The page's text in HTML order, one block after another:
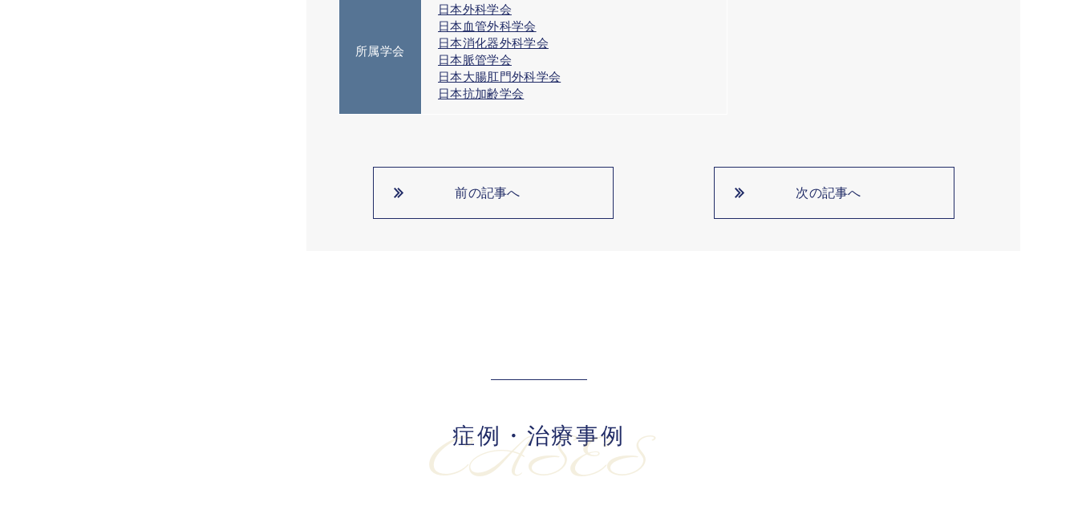
所属学会
日本外科学会
日本血管外科学会
日本消化器外科学会
日本脈管学会
日本大腸肛門外科学会
日本抗加齢学会
前の記事へ 次の記事へ
症例・治療事例
CASES